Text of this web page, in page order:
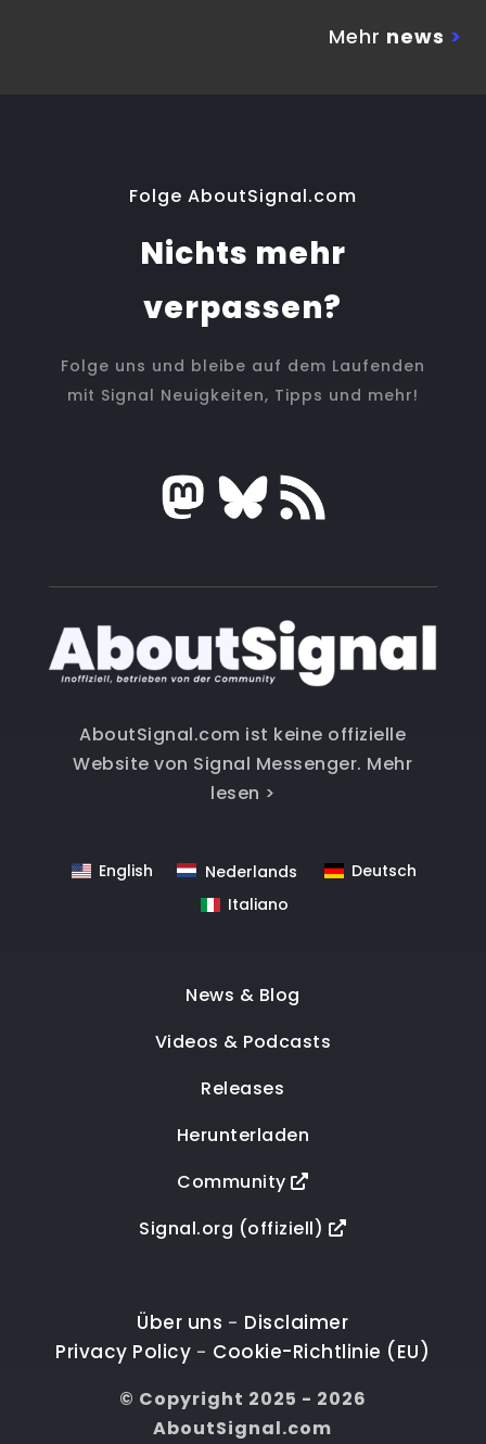
Mehr news >
Folge AboutSignal.com
Nichts mehr
verpassen?
Folge uns und bleibe auf dem Laufenden
mit Signal Neuigkeiten, Tipps und mehr!
AboutSignal.com ist keine offizielle
Website von Signal Messenger. Mehr
lesen >
English Nederlands
Deutsch
Italiano
News & Blog
Videos & Podcasts
Releases
Herunterladen
Community
Signal.org (offiziell)
Über uns - Disclaimer
Privacy Policy - Cookie-Richtlinie (EU)
© Copyright 2025 - 2026
AboutSignal.com